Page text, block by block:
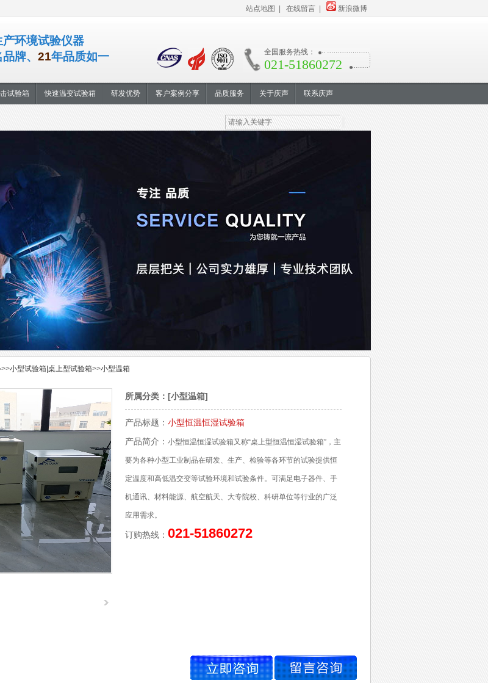
站点地图 在线留言 新浪微博
环境试验仪器
牌、 21年品质如一 全国服务热线：
021-51860272
试验箱 快速温变试验箱 研发优势 客户案例分享 品质服务 关于庆声 联系庆声
>>小型试验箱|桌上型试验箱>>小型温箱
所属分类：[小型温箱]
产品标题： 小型恒温恒湿试验箱
产品简介： 小型恒温恒湿试验箱又称“桌上型恒温恒湿试验箱”，主
要为各种小型工业制品在研发、生产、检验等各环节的试验提供恒
定温度和高低温交变等试验环境和试验条件。可满足电子器件、手
机通讯、材料能源、航空航天、大专院校、科研单位等行业的广泛
应用需求。
订购热线： 021-51860272